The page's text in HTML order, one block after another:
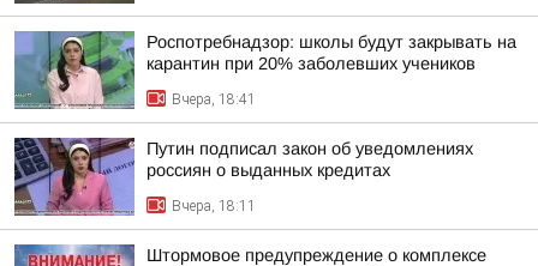
Роспотребнадзор: школы будут закрывать на
карантин при 20% заболевших учеников
Вчера, 18:41
Путин подписал закон об уведомлениях
россиян о выданных кредитах
Вчера, 18:11
Штормовое предупреждение о комплексе